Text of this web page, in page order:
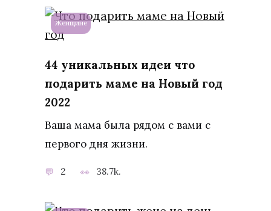
Женщине
44 уникальных идеи что
подарить маме на Новый год
2022
Ваша мама была рядом с вами с
первого дня жизни.
2 38.7k.